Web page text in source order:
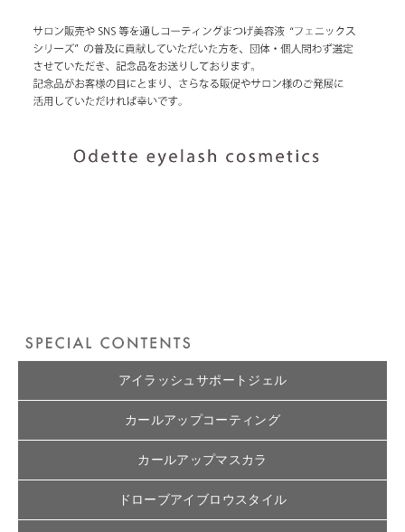
アイラッシュサポートジェル
カールアップコーティング
カールアップマスカラ
ドローブアイブロウスタイル